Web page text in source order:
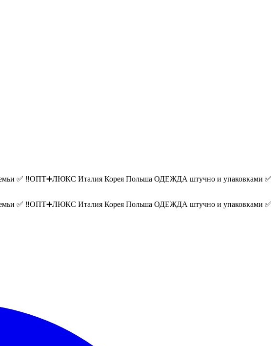
✅ ‼️ОПТ➕ЛЮКС Италия Корея Польша ОДЕЖДА штучно и упаковками ✅
✅ ‼️ОПТ➕ЛЮКС Италия Корея Польша ОДЕЖДА штучно и упаковками ✅